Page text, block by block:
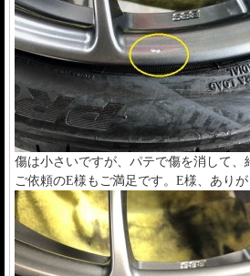
傷は小さいですが、パテで傷を消して、
ご依頼のE様もご満足です。E様、ありが